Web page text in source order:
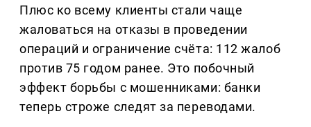
Плюс ко всему клиенты стали чаще
жаловаться на отказы в проведении
операций и ограничение счёта: 112 жалоб
против 75 годом ранее. Это побочный
эффект борьбы с мошенниками: банки
теперь строже следят за переводами.